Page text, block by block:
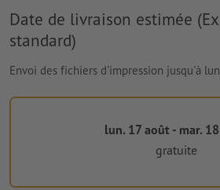
Date de livraison estimée
standard)
Envoi des fichiers d'impression jusqu'à
lun. 17 août - mar.
gratuite